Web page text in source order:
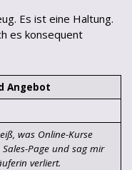
Es ist eine Haltung.
es konsequent
Angebot
was Online-Kurse
Page und sag mir
verliert.